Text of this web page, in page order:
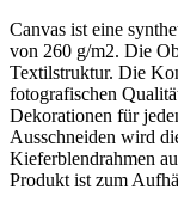
Canvas ist eine
von 260 g/m2. Die
Textilstruktur. Die
fotografischen
Dekorationen für
Ausschneiden wird
Kieferblendrahmen
Produkt ist zum